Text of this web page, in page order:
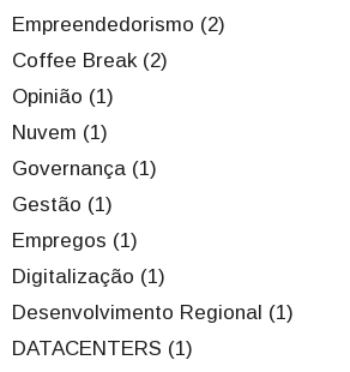
Empreendedorismo (2)
Coffee Break (2)
Opinião (1)
Nuvem (1)
Governança (1)
Gestão (1)
Empregos (1)
Digitalização (1)
Desenvolvimento Regional (1)
DATACENTERS (1)